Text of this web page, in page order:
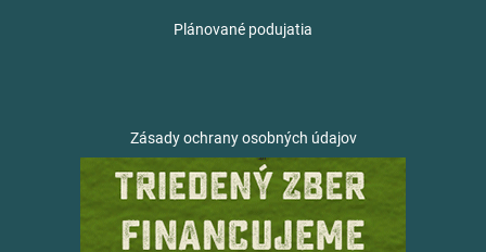
Plánované podujatia
Zásady ochrany osobných údajov